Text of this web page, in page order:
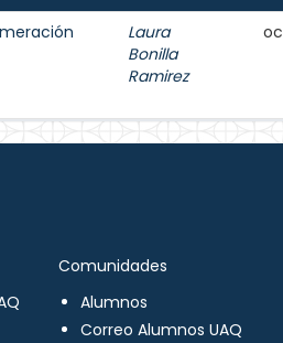
Laura
Bonilla
Ramirez
Comunidades
Alumnos
Correo Alumnos UAQ